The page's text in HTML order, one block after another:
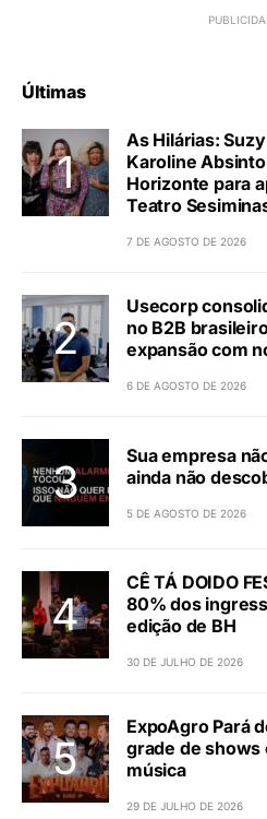
Últimas
As Hilárias:
Karoline
Horizonte para
Teatro
7 DE AGOSTO DE 2026
Usecorp
no B2B
expansão com
6 DE AGOSTO DE 2026
Sua empresa
ainda não
5 DE AGOSTO DE 2026
CÊ TÁ DOIDO
80% dos
edição de BH
30 DE JULHO DE 2026
ExpoAgro Pará
grade de shows
música
29 DE JULHO DE 2026